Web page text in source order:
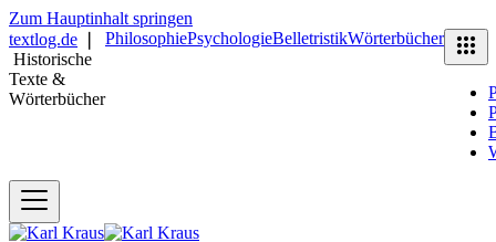
Zum Hauptinhalt springen
textlog.de
Historische
Texte &
Wörterbücher
PhilosophiePsychologieBelletristikWörterbücher